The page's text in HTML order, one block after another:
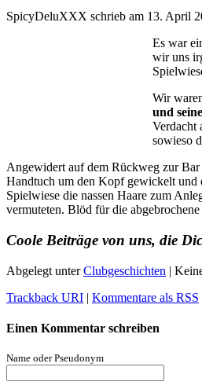
SpicyDeluXXX schrieb am 13. April
Es war
wir uns
Wir
und
Verdacht
sowieso
Angewidert auf dem Rückweg zur Bar
Handtuch um den Kopf gewickelt und
Spielwiese die nassen Haare zum
vermuteten. Blöd für die
Coole Beiträge von uns, die
Abgelegt unterClubgeschichten |
Trackback URI | Kommentare als RSS
Einen Kommentar schreiben
Name oder Pseudonym